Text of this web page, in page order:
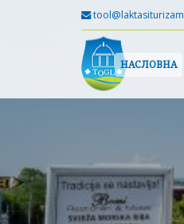
НАСЛОВНА